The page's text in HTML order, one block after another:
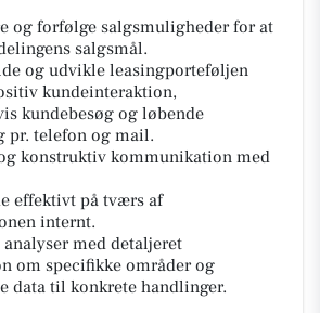
og forfølge salgsmuligheder for at
salgsmål.
og udvikle leasingporteføljen
kundeinteraktion,
kundebesøg og løbende
pr. telefon og mail.
konstruktiv kommunikation med
effektivt på tværs af
internt.
med detaljeret
om specifikke områder og
data til konkrete handlinger.